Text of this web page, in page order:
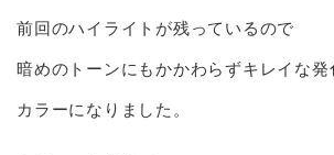
前回のハイライトが残っているので
暗めのトーンにもかかわらずキレイな発
カラーになりました。